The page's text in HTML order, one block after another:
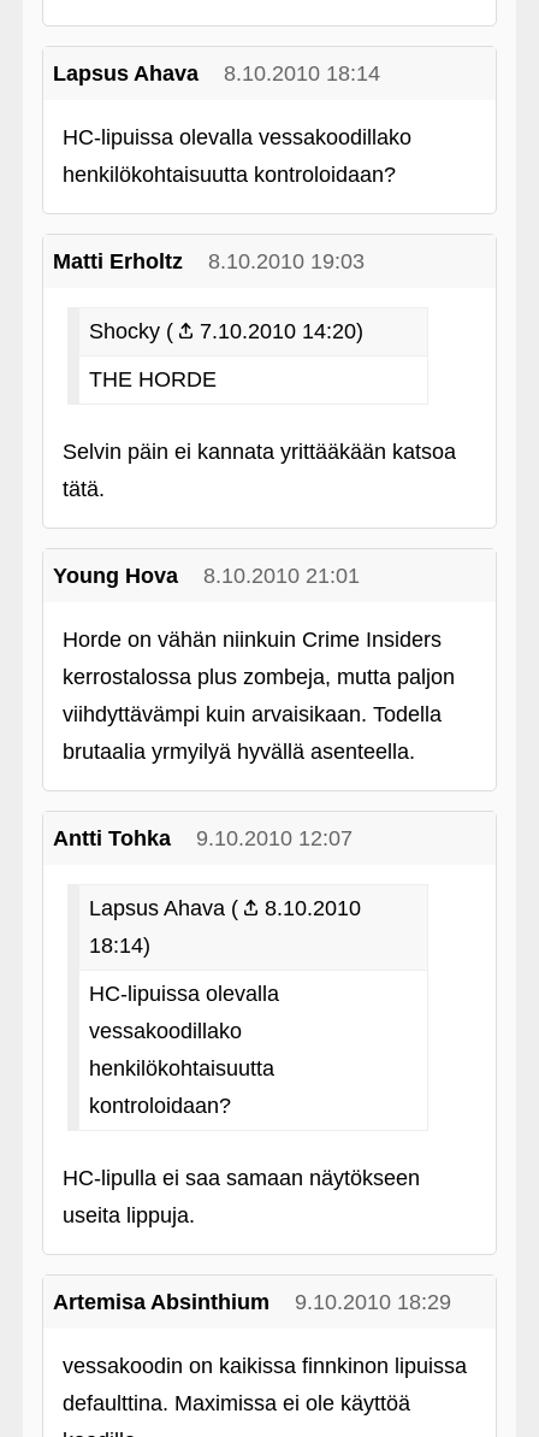
Lapsus Ahava 8.10.2010 18:14
HC-lipuissa olevalla vessakoodillako
henkilökohtaisuutta kontroloidaan?
Matti Erholtz 8.10.2010 19:03
Shocky (
7.10.2010 14:20)
THE HORDE
Selvin päin ei kannata yrittääkään katsoa
tätä.
Young Hova 8.10.2010 21:01
Horde on vähän niinkuin Crime Insiders
kerrostalossa plus zombeja, mutta paljon
viihdyttävämpi kuin arvaisikaan. Todella
brutaalia yrmyilyä hyvällä asenteella.
Antti Tohka 9.10.2010 12:07
Lapsus Ahava (
8.10.2010
18:14)
HC-lipuissa olevalla
vessakoodillako
henkilökohtaisuutta
kontroloidaan?
HC-lipulla ei saa samaan näytökseen
useita lippuja.
Artemisa Absinthium 9.10.2010 18:29
vessakoodin on kaikissa finnkinon lipuissa
defaulttina. Maximissa ei ole käyttöä